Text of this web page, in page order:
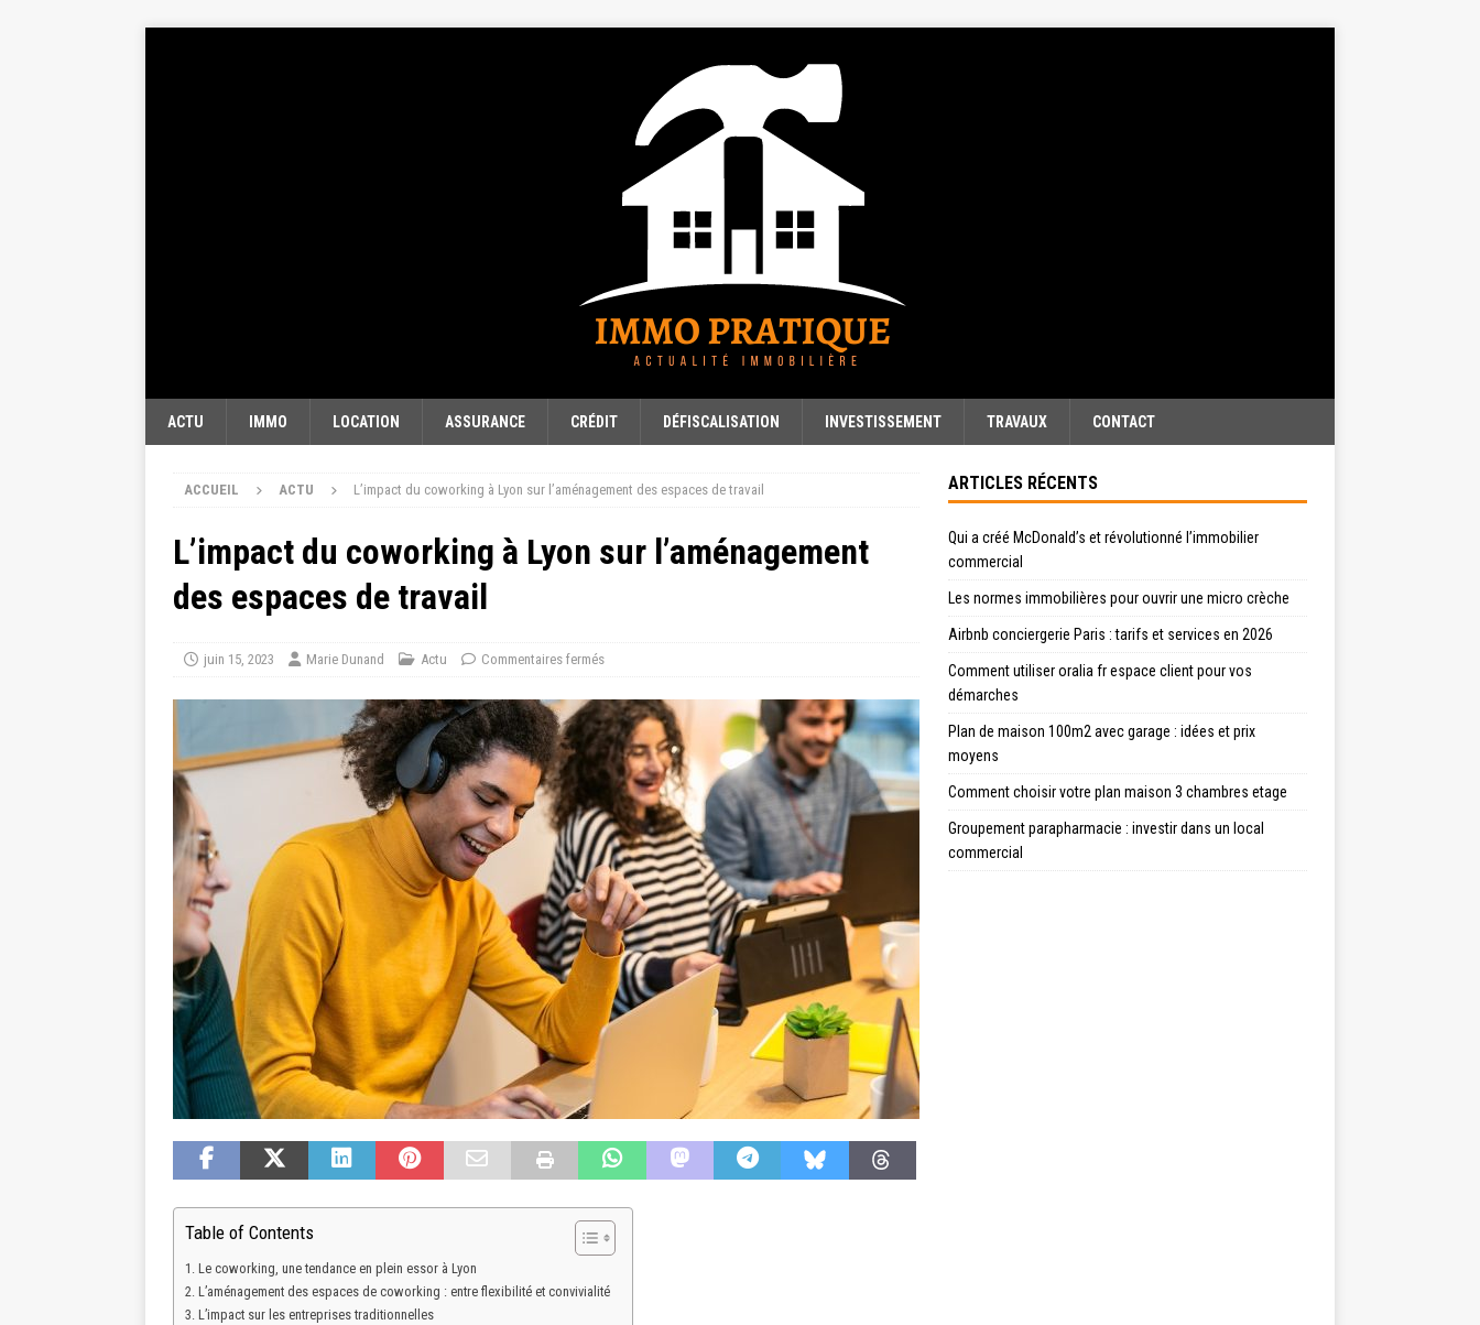
ACTU IMMO LOCATION ASSURANCE CRÉDIT DÉFISCALISATION INVESTISSEMENT TRAVAUX CONTACT
ACCUEIL ACTU L’impact du coworking à Lyon sur l’aménagement des espaces de travail
L’impact du coworking à Lyon sur l’aménagement
des espaces de travail
juin 15, 2023 Marie Dunand Actu Commentaires fermés
Table of Contents
Le coworking, une tendance en plein essor à Lyon
L’aménagement des espaces de coworking : entre flexibilité et convivialité
L’impact sur les entreprises traditionnelles
ARTICLES RÉCENTS
Qui a créé McDonald’s et révolutionné l’immobilier
commercial
Les normes immobilières pour ouvrir une micro crèche
Airbnb conciergerie Paris : tarifs et services en 2026
Comment utiliser oralia fr espace client pour vos
démarches
Plan de maison 100m2 avec garage : idées et prix
moyens
Comment choisir votre plan maison 3 chambres etage
Groupement parapharmacie : investir dans un local
commercial